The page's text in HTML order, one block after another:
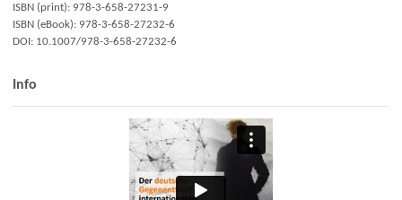
ISBN (print): 978-3-658-27231-9
ISBN (eBook): 978-3-658-27232-6
DOI: 10.1007/978-3-658-27232-6
Info